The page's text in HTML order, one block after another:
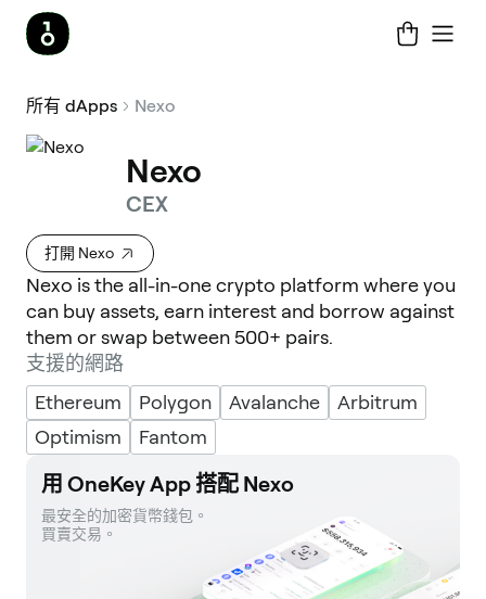
所有 dApps Nexo
Nexo
CEX
打開 Nexo
Nexo is the all-in-one crypto platform where you
can buy assets, earn interest and borrow against
them or swap between 500+ pairs.
支援的網路
Ethereum
Polygon Avalanche
Arbitrum
Optimism
Fantom
用 OneKey App 搭配 Nexo
最安全的加密貨幣錢包。
買賣交易。